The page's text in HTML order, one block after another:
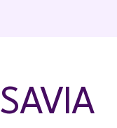
SAVIA